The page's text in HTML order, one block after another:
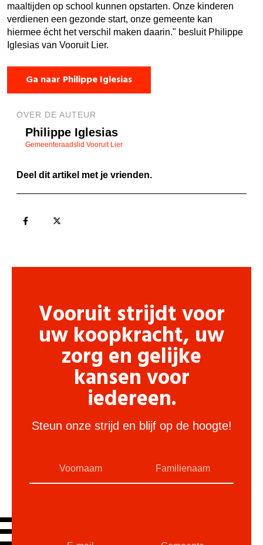
maaltijden op school kunnen opstarten. Onze kinderen
verdienen een gezonde start, onze gemeente kan
hiermee écht het verschil maken daarin." besluit Philippe
Iglesias van Vooruit Lier.
Ga naar Philippe Iglesias
OVER DE AUTEUR
Philippe Iglesias
Gemeenteraadslid Vooruit Lier
Deel dit artikel met je vrienden.
Vooruit strijdt voor
uw koopkracht, uw
zorg en gelijke
kansen voor
iedereen.
Steun onze strijd en blijf op de hoogte!